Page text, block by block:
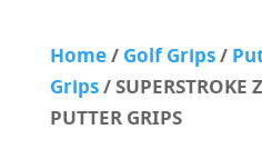
Home/Golf Grips/
Grips/ SUPERSTROKE
PUTTER GRIPS